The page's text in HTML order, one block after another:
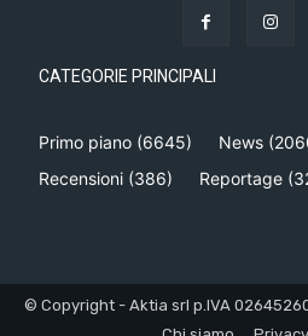
CATEGORIE PRINCIPALI
Primo piano (6645) News
Recensioni (386) Reportage
© Copyright - Aktia srl p.IVA